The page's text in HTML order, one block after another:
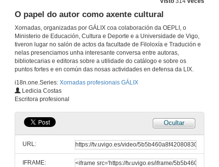
O papel do autor como axente cultural
Xornadas, organizadas por GÁLIX coa colaboración da OEPLI, o
Ministerio de Educación, Cultura e Deporte e a Universidade de Vigo,
tiveron lugar no salón de actos da facultade de Filoloxía e Tradución e
nelas presenciamos unha interesante conversa entre autoras,
bibliotecarias e editoras sobre a utilidade do catálogo e sobre os
puntos fortes e en común das nosas actividades en defensa da LIX.
i18n.one.Series: Xornadas profesionais GÁLIX
Ledicia Costas
Escritora profesional
Ocultar
URL:
IFRAME:
Presentación dos ponentes
14 de nov. de 2017